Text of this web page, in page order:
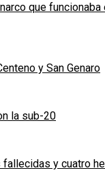
que funcionaba
y San Genaro
la sub-20
y cuatro